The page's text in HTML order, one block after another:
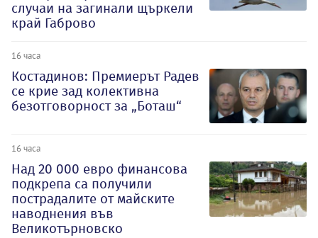
случаи на загинали щъркели
край Габрово
16 часа
Костадинов: Премиерът Радев
се крие зад колективна
безотговорност за „Боташ“
16 часа
Над 20 000 евро финансова
подкрепа са получили
пострадалите от майските
наводнения във
Великотърновско